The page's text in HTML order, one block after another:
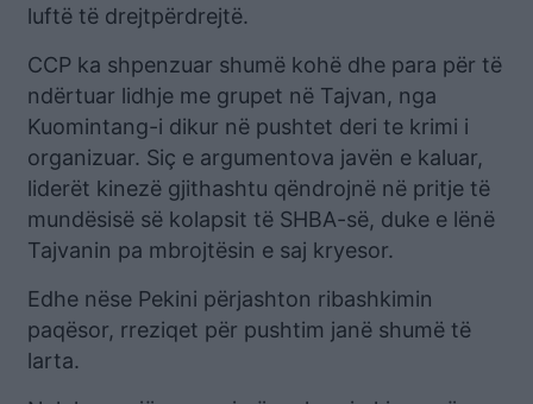
luftë të drejtpërdrejtë.
CCP ka shpenzuar shumë kohë dhe para për të
ndërtuar lidhje me grupet në Tajvan, nga
Kuomintang-i dikur në pushtet deri te krimi i
organizuar. Siç e argumentova javën e kaluar,
liderët kinezë gjithashtu qëndrojnë në pritje të
mundësisë së kolapsit të SHBA-së, duke e lënë
Tajvanin pa mbrojtësin e saj kryesor.
Edhe nëse Pekini përjashton ribashkimin
paqësor, rreziqet për pushtim janë shumë të
larta.